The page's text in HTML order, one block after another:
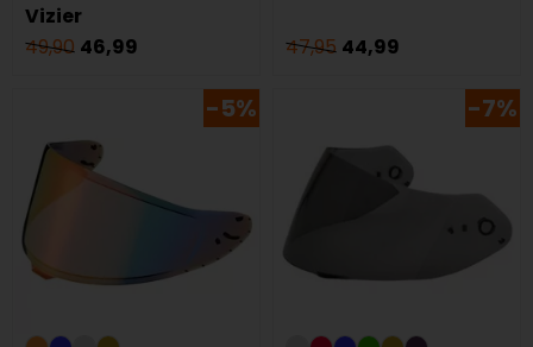
Vizier
49,90 46,99 47,95 44,99
-5% -7%